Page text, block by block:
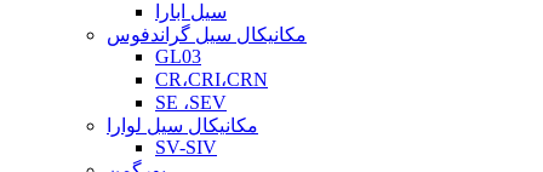
سیل ابارا
مکانیکال سیل گراندفوس
GL03
CR،CRI،CRN
SE ،SEV
مکانیکال سیل لوارا
SV-SIV